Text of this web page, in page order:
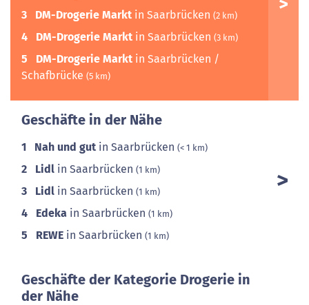
3 DM-Drogerie Markt in Saarbrücken (2 km)
4 DM-Drogerie Markt in Saarbrücken (3 km)
5 DM-Drogerie Markt in Saarbrücken /
Schafbrücke (5 km)
Geschäfte in der Nähe
1 Nah und gut in Saarbrücken (< 1 km)
2 Lidl in Saarbrücken (1 km)
3 Lidl in Saarbrücken (1 km)
4 Edeka in Saarbrücken (1 km)
5 REWE in Saarbrücken (1 km)
Geschäfte der Kategorie Drogerie in
der Nähe